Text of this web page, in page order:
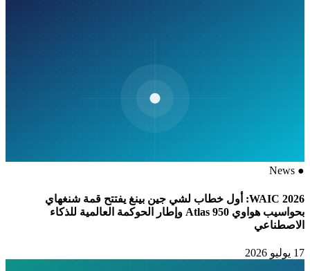
●
News
WAIC 2026: أول خطاب لشي جين بينغ يفتتح قمة شنغهاي
بحواسيب هواوي Atlas 950 وإطار الحوكمة العالمية للذكاء
الاصطناعي
17 يوليو 2026